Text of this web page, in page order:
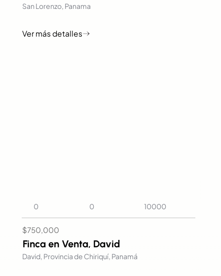
San Lorenzo, Panama
0 0 10000
$750,000
Finca en Venta, David
David, Provincia de Chiriquí, Panamá